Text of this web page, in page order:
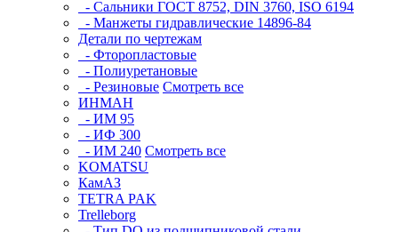
- Сальники ГОСТ 8752, DIN 3760, ISO 6194
- Манжеты гидравлические 14896-84
Детали по чертежам
- Фторопластовые
- Полиуретановые
- Резиновые Смотреть все
ИНМАН
- ИМ 95
- ИФ 300
- ИМ 240 Смотреть все
KOMATSU
КамАЗ
TETRA PAK
Trelleborg